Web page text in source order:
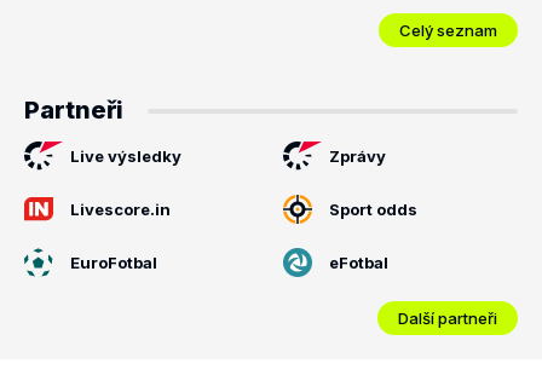
Celý seznam
Partneři
Live výsledky Zprávy
Livescore.in Sport odds
EuroFotbal eFotbal
Další partneři